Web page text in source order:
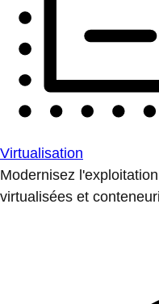
Virtualisation
Modernisez
virtualisées et